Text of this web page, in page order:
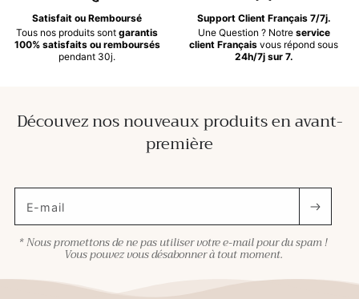
Satisfait ou Remboursé
Tous nos produits sontgarantis
100% satisfaits ou remboursés
pendant 30j.
Support Client Français 7/7j.
Une Question ? Notre service
client Français vous répond sous
24h/7j sur 7.
Découvez nos nouveaux produits en avant-
première
E-mail
* Nous promettons de ne pas utiliser votre e-mail pour du spam !
Vous pouvez vous désabonner à tout moment.